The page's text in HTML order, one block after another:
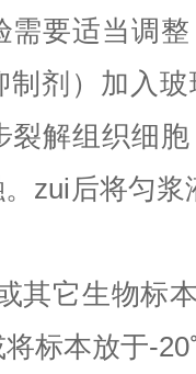
需要适当调
制剂）加入
裂解组织细
zui后将匀浆
其它生物标
将标本放于-